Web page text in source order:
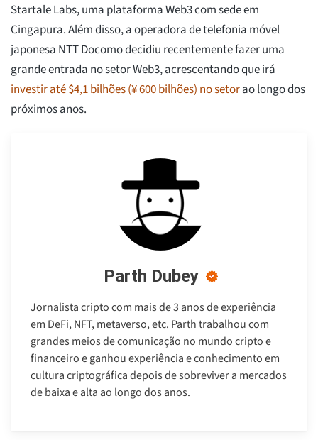
Startale Labs, uma plataforma Web3 com sede em
Cingapura. Além disso, a operadora de telefonia móvel
japonesa NTT Docomo decidiu recentemente fazer uma
grande entrada no setor Web3, acrescentando que irá
investir até $4,1 bilhões (¥ 600 bilhões) no setorao longo dos
próximos anos.
Parth Dubey
Jornalista cripto com mais de 3 anos de experiência
em DeFi, NFT, metaverso, etc. Parth trabalhou com
grandes meios de comunicação no mundo cripto e
financeiro e ganhou experiência e conhecimento em
cultura criptográfica depois de sobreviver a mercados
de baixa e alta ao longo dos anos.